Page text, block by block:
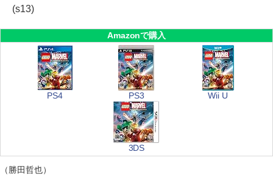
(s13)
Amazonで購入
PS4 PS3 Wii U
3DS
（勝田哲也）